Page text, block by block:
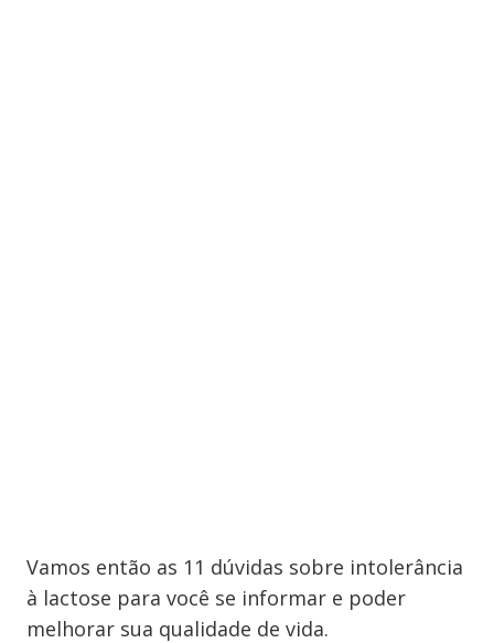
Vamos então as 11 dúvidas sobre intolerância
à lactose para você se informar e poder
melhorar sua qualidade de vida.